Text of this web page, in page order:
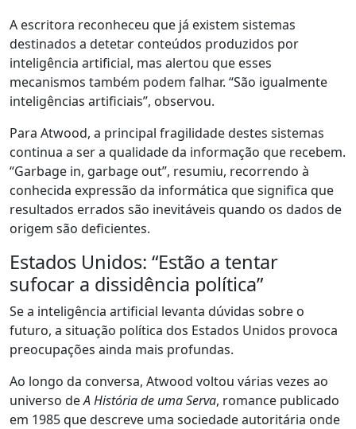
A escritora reconheceu que já existem sistemas
destinados a detetar conteúdos produzidos por
inteligência artificial, mas alertou que esses
mecanismos também podem falhar. “São igualmente
inteligências artificiais”, observou.
Para Atwood, a principal fragilidade destes sistemas
continua a ser a qualidade da informação que recebem.
“Garbage in, garbage out”, resumiu, recorrendo à
conhecida expressão da informática que significa que
resultados errados são inevitáveis quando os dados de
origem são deficientes.
Estados Unidos: “Estão a tentar
sufocar a dissidência política”
Se a inteligência artificial levanta dúvidas sobre o
futuro, a situação política dos Estados Unidos provoca
preocupações ainda mais profundas.
Ao longo da conversa, Atwood voltou várias vezes ao
universo deA História de uma Serva, romance publicado
em 1985 que descreve uma sociedade autoritária onde